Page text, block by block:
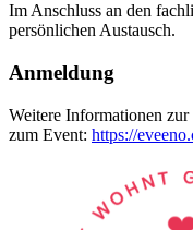
Im Anschluss an den
persönlichen Austausch.
Anmeldung
Weitere Informationen
zum Event: https://